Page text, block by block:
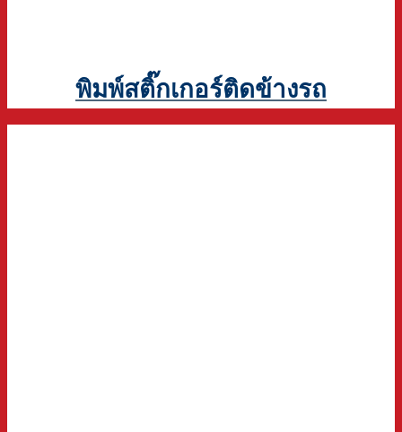
พิมพ์สติ๊กเกอร์ติดข้างรถ